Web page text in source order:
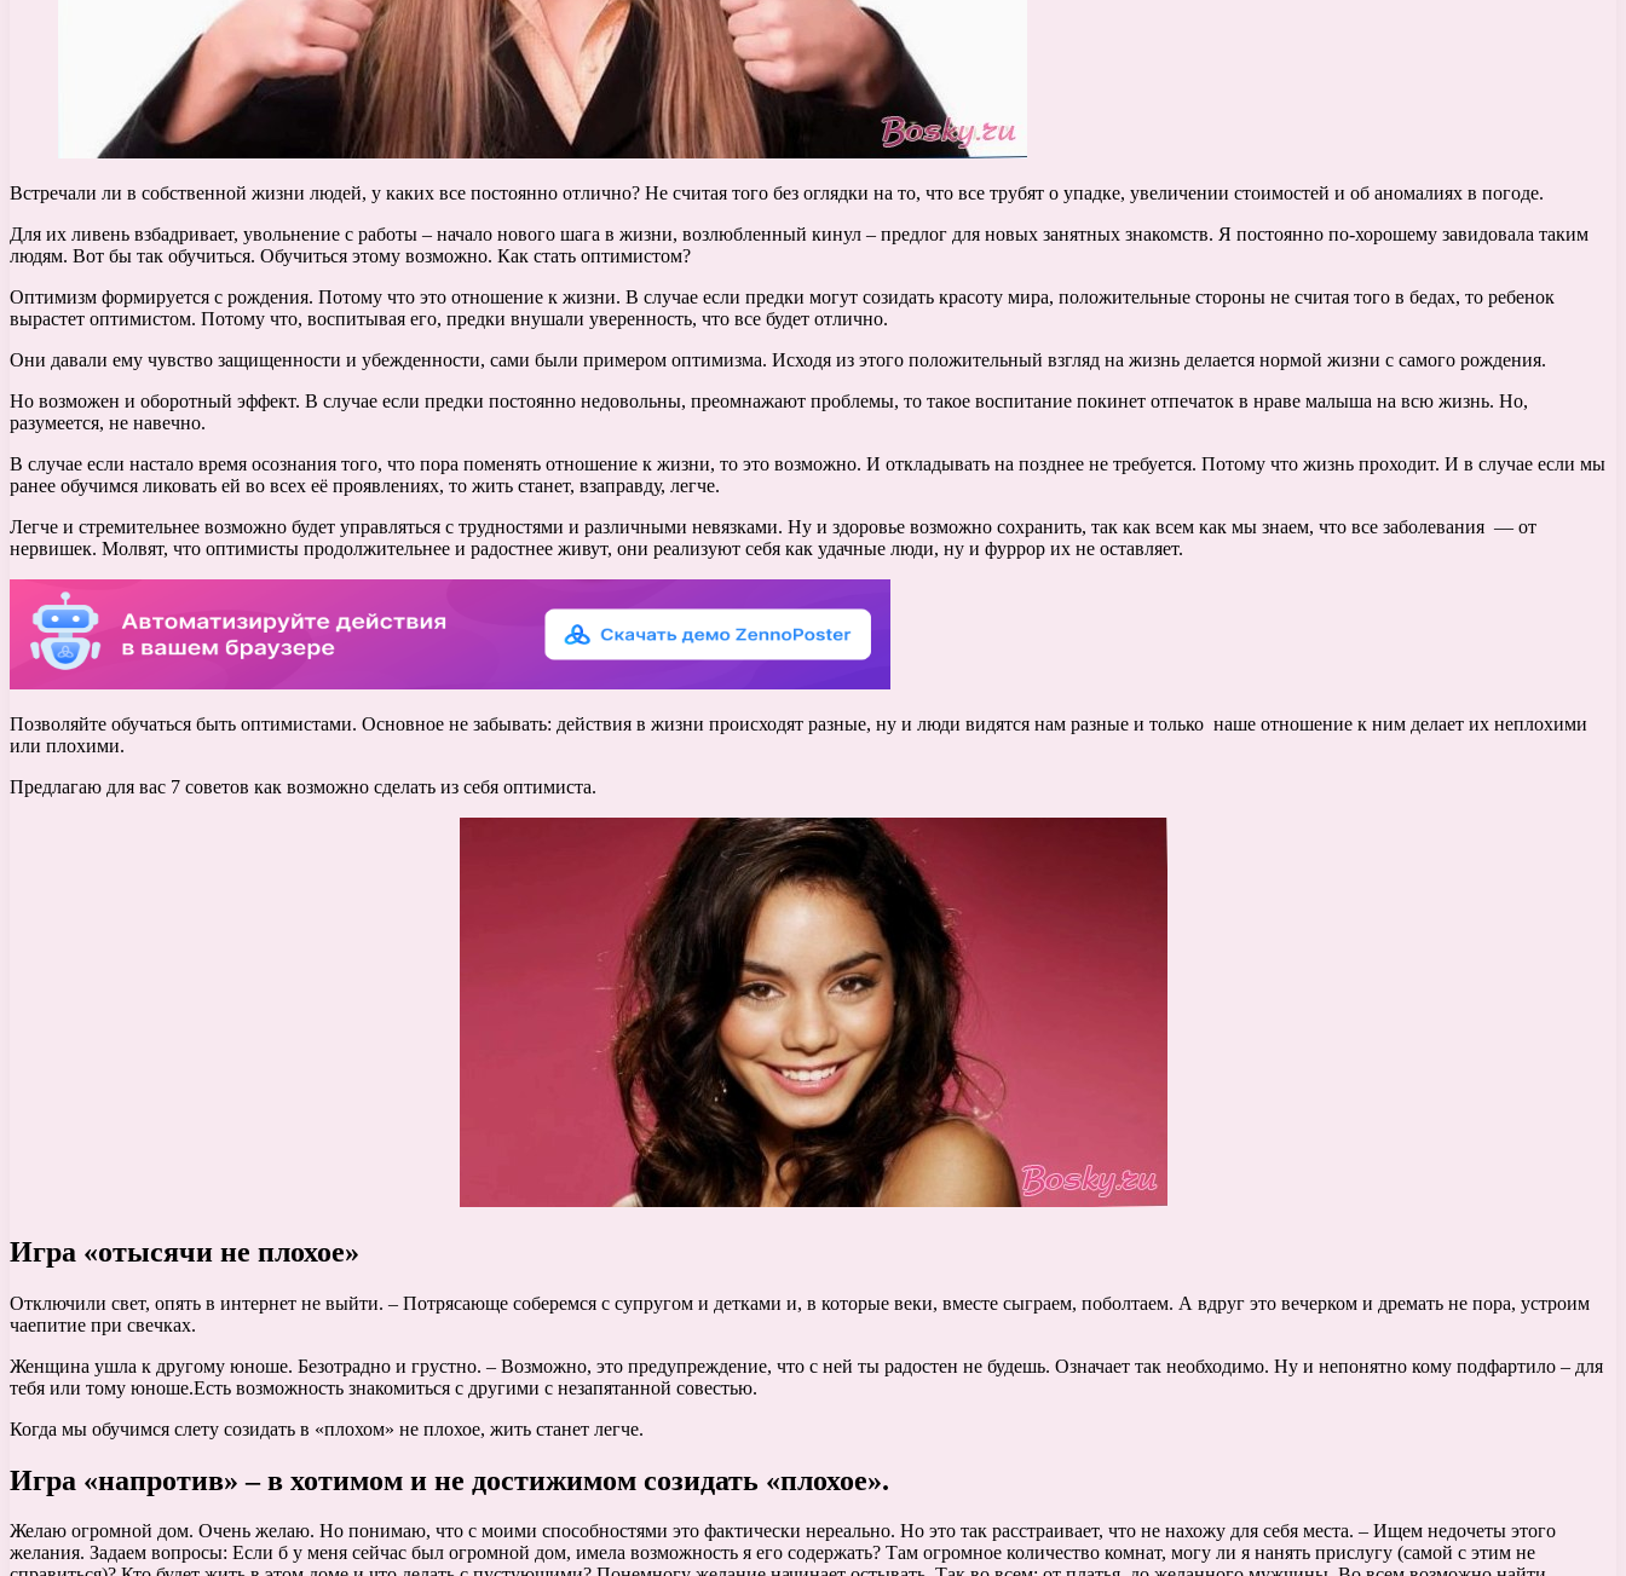
Встречали ли в собственной жизни людей, у каких все постоянно отлично? Не считая того без оглядки на то, что все трубят о упадке, увеличении стоимостей и об аномалиях в погоде.
Для их ливень взбадривает, увольнение с работы – начало нового шага в жизни, возлюбленный кинул – предлог для новых занятных знакомств. Я постоянно по-хорошему завидовала таким
людям. Вот бы так обучиться. Обучиться этому возможно. Как стать оптимистом?
Оптимизм формируется с рождения. Потому что это отношение к жизни. В случае если предки могут созидать красоту мира, положительные стороны не считая того в бедах, то ребенок
вырастет оптимистом. Потому что, воспитывая его, предки внушали уверенность, что все будет отлично.
Они давали ему чувство защищенности и убежденности, сами были примером оптимизма. Исходя из этого положительный взгляд на жизнь делается нормой жизни с самого рождения.
Но возможен и оборотный эффект. В случае если предки постоянно недовольны, преомнажают проблемы, то такое воспитание покинет отпечаток в нраве малыша на всю жизнь. Но,
разумеется, не навечно.
В случае если настало время осознания того, что пора поменять отношение к жизни, то это возможно. И откладывать на позднее не требуется. Потому что жизнь проходит. И в случае если мы
ранее обучимся ликовать ей во всех её проявлениях, то жить станет, взаправду, легче.
Легче и стремительнее возможно будет управляться с трудностями и различными невязками. Ну и здоровье возможно сохранить, так как всем как мы знаем, что все заболевания — от
нервишек. Молвят, что оптимисты продолжительнее и радостнее живут, они реализуют себя как удачные люди, ну и фуррор их не оставляет.
Позволяйте обучаться быть оптимистами. Основное не забывать: действия в жизни происходят разные, ну и люди видятся нам разные и только наше отношение к ним делает их неплохими
или плохими.
Предлагаю для вас 7 советов как возможно сделать из себя оптимиста.
Игра «отысячи не плохое»
Отключили свет, опять в интернет не выйти. – Потрясающе соберемся с супругом и детками и, в которые веки, вместе сыграем, поболтаем. А вдруг это вечерком и дремать не пора, устроим
чаепитие при свечках.
Женщина ушла к другому юноше. Безотрадно и грустно. – Возможно, это предупреждение, что с ней ты радостен не будешь. Означает так необходимо. Ну и непонятно кому подфартило – для
тебя или тому юноше.Есть возможность знакомиться с другими с незапятанной совестью.
Когда мы обучимся слету созидать в «плохом» не плохое, жить станет легче.
Игра «напротив» – в хотимом и не достижимом созидать «плохое».
Желаю огромной дом. Очень желаю. Но понимаю, что с моими способностями это фактически нереально. Но это так расстраивает, что не нахожу для себя места. – Ищем недочеты этого
желания. Задаем вопросы: Если б у меня сейчас был огромной дом, имела возможность я его содержать? Там огромное количество комнат, могу ли я нанять прислугу (самой с этим не